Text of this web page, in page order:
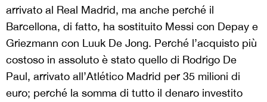
arrivato al Real Madrid, ma anche perché il
Barcellona, di fatto, ha sostituito Messi con Depay e
Griezmann con Luuk De Jong. Perché l’acquisto più
costoso in assoluto è stato quello di Rodrigo De
Paul, arrivato all’Atlético Madrid per 35 milioni di
euro; perché la somma di tutto il denaro investito